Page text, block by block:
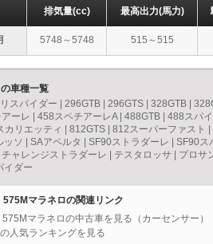
排気量(cc) 最高出力(馬力)
5748～5748 515～515
車種一覧
スパイダー 296GTB 296GTS 328GTB
ーレ 458スペチアーレA| 488GTB
488スパ
カリエッティ 812GTS 812スーパーファスト
ッソ SAアペルタ SF90ストラダーレ
SF90ス
チャレンジストラダーレ テスタロッサ
プロサ
イダー
マラネロの関連リンク
マラネロの中古車を見る（カーセンサー）
人気ランキングを見る